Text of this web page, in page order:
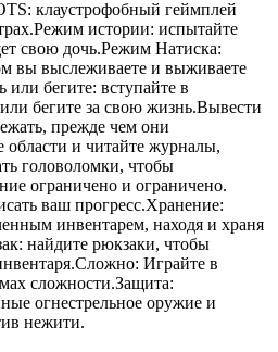
клаустрофобный геймплей
истории: испытайте
свою дочь.Режим Натиска:
вы выслеживаете и выживаете
бегите: вступайте в
бегите за свою жизнь.Вывести
прежде чем они
и читайте журналы,
головоломки, чтобы
ограничено и ограничено.
ваш прогресс.Хранение:
инвентарем, находя и храня
найдите рюкзаки, чтобы
Играйте в
сложности.Защита:
огнестрельное оружие и
нежити.